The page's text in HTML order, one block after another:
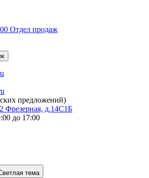
Отдел продаж
предложений)
Фрезерная, д.14С1Б
до 17:00
тема